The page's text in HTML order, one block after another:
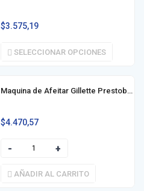
$3.575,19
SELECCIONAR OPCIONES
Maquina de Afeitar Gillette Prestobarba 3 Femenina
$4.470,57
AÑADIR AL CARRITO